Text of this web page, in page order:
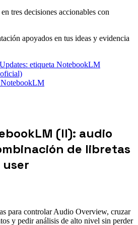
tres decisiones accionables con
apoyados en tus ideas y evidencia
etiqueta NotebookLM
NotebookLM
(II): audio
de libretas
para controlar Audio Overview, cruzar
y pedir análisis de alto nivel sin perder